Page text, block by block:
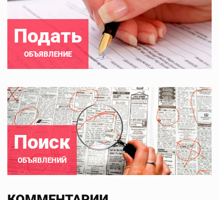
Подать
ОБЪЯВЛЕНИЕ
Поиск
ОБЪЯВЛЕНИЙ